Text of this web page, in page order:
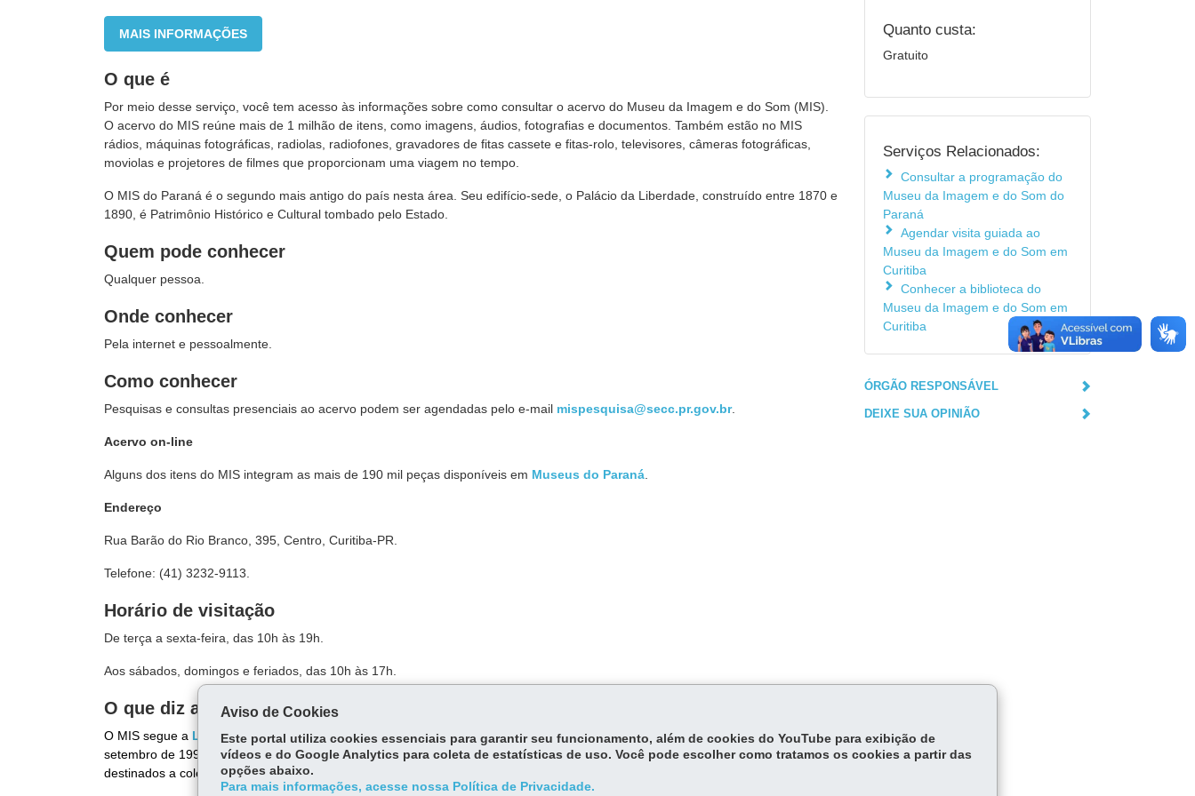
MAIS INFORMAÇÕES
O que é
Por meio desse serviço, você tem acesso às informações sobre como consultar o acervo do Museu da Imagem e do Som (MIS).
O acervo do MIS reúne mais de 1 milhão de itens, como imagens, áudios, fotografias e documentos. Também estão no MIS
rádios, máquinas fotográficas, radiolas, radiofones, gravadores de fitas cassete e fitas-rolo, televisores, câmeras fotográficas,
moviolas e projetores de filmes que proporcionam uma viagem no tempo.
O MIS do Paraná é o segundo mais antigo do país nesta área. Seu edifício-sede, o Palácio da Liberdade, construído entre 1870 e
1890, é Patrimônio Histórico e Cultural tombado pelo Estado.
Quem pode conhecer
Qualquer pessoa.
Onde conhecer
Pela internet e pessoalmente.
Como conhecer
Pesquisas e consultas presenciais ao acervo podem ser agendadas pelo e-mail mispesquisa@secc.pr.gov.br.
Acervo on-line
Alguns dos itens do MIS integram as mais de 190 mil peças disponíveis em Museus do Paraná
Endereço
Rua Barão do Rio Branco, 395, Centro, Curitiba-PR.
Telefone: (41) 3232-9113.
Horário de visitação
De terça a sexta-feira, das 10h às 19h.
Aos sábados, domingos e feriados, das 10h às 17h.
O que diz a lei
O MIS segue a Legislação do Sistema Estadual de Museus do Paraná, publicada no Diário Oficial n° 3.356, de 24 de
setembro de 1990. De acordo com a lei, os museus são espaços dotados de quadro funcional, com acervo aberto ao público,
destinados a coletar, pesquisar, conservar, expor e divulgar obras com objetivos educacionais, culturais e de lazer.
Quanto custa:
Gratuito
Serviços Relacionados:
Consultar a programação do
Museu da Imagem e do Som do
Paraná
Agendar visita guiada ao
Museu da Imagem e do Som em
Curitiba
Conhecer a biblioteca do
Museu da Imagem e do Som em
Curitiba
ÓRGÃO RESPONSÁVEL
DEIXE SUA OPINIÃO
Aviso de Cookies
Este portal utiliza cookies essenciais para garantir seu funcionamento, além de cookies do YouTube para exibição de
vídeos e do Google Analytics para coleta de estatísticas de uso. Você pode escolher como tratamos os cookies a partir das
opções abaixo.
Para mais informações, acesse nossa Política de Privacidade.